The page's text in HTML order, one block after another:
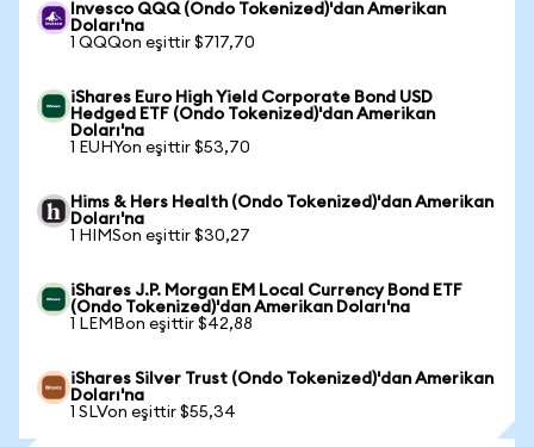
Invesco QQQ (Ondo Tokenized)'dan Amerikan
Doları'na
1 QQQon eşittir $717,70
iShares Euro High Yield Corporate Bond USD
Hedged ETF (Ondo Tokenized)'dan Amerikan
Doları'na
1 EUHYon eşittir $53,70
Hims & Hers Health (Ondo Tokenized)'dan Amerikan
Doları'na
1 HIMSon eşittir $30,27
iShares J.P. Morgan EM Local Currency Bond ETF
(Ondo Tokenized)'dan Amerikan Doları'na
1 LEMBon eşittir $42,88
iShares Silver Trust (Ondo Tokenized)'dan Amerikan
Doları'na
1 SLVon eşittir $55,34